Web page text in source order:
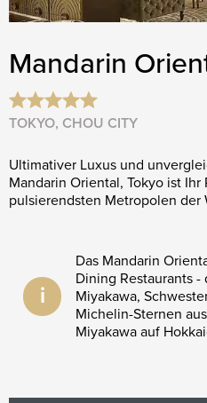
Mandarin
TOKYO, CHOU CITY
Ultimativer Luxus und
Mandarin Oriental, Tokyo ist
pulsierendsten Metropolen der
i
Das Mandarin
Dining Restaurants -
Miyakawa,
Michelin-Sternen
Miyakawa auf